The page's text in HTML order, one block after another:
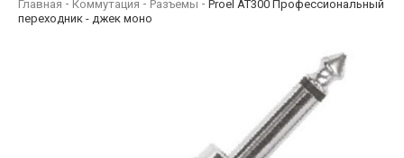
Главная Коммутация Разъемы
Proel AT300 Профессиональный
переходник - джек моно